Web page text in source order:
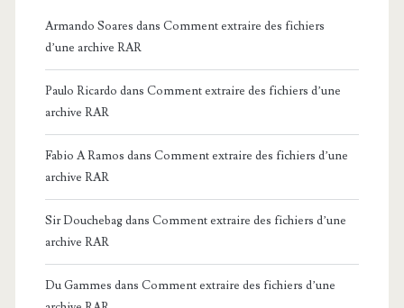
Armando Soares dans Comment extraire des fichiers
d’une archive RAR
Paulo Ricardo dans Comment extraire des fichiers d’une
archive RAR
Fabio A Ramos dans Comment extraire des fichiers d’une
archive RAR
Sir Douchebagdans Comment extraire des fichiers d’une
archive RAR
Du Gammes dans Comment extraire des fichiers d’une